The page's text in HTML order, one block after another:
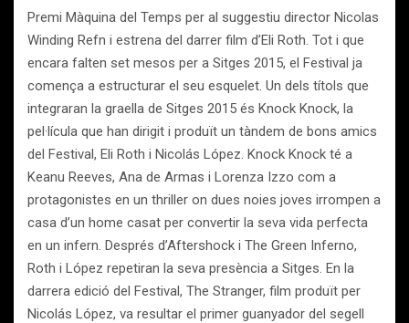
Premi Màquina del Temps per al suggestiu director Nicolas
Winding Refn i estrena del darrer film d’Eli Roth. Tot i que
encara falten set mesos per a Sitges 2015, el Festival ja
comença a estructurar el seu esquelet. Un dels títols que
integraran la graella de Sitges 2015 és Knock Knock, la
pel·lícula que han dirigit i produït un tàndem de bons amics
del Festival, Eli Roth i Nicolás López. Knock Knock té a
Keanu Reeves, Ana de Armas i Lorenza Izzo com a
protagonistes en un thriller on dues noies joves irrompen a
casa d’un home casat per convertir la seva vida perfecta
en un infern. Després d’Aftershock i The Green Inferno,
Roth i López repetiran la seva presència a Sitges. En la
darrera edició del Festival, The Stranger, film produït per
Nicolás López, va resultar el primer guanyador del segell